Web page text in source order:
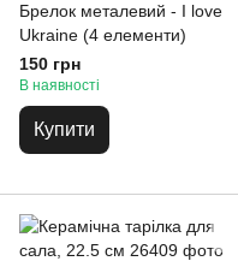
Брелок металевий - I love
Ukraine (4 елементи)
150 грн
В наявності
Купити